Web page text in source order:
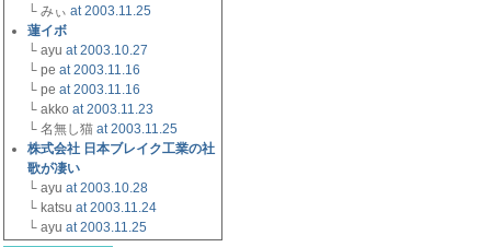
└ みぃ at 2003.11.25
蓮イボ
└ ayu at 2003.10.27
└ pe at 2003.11.16
└ pe at 2003.11.16
└ akko at 2003.11.23
└ 名無し猫 at 2003.11.25
株式会社 日本ブレイク工業の社
歌が凄い
└ ayu at 2003.10.28
└ katsu at 2003.11.24
└ ayu at 2003.11.25